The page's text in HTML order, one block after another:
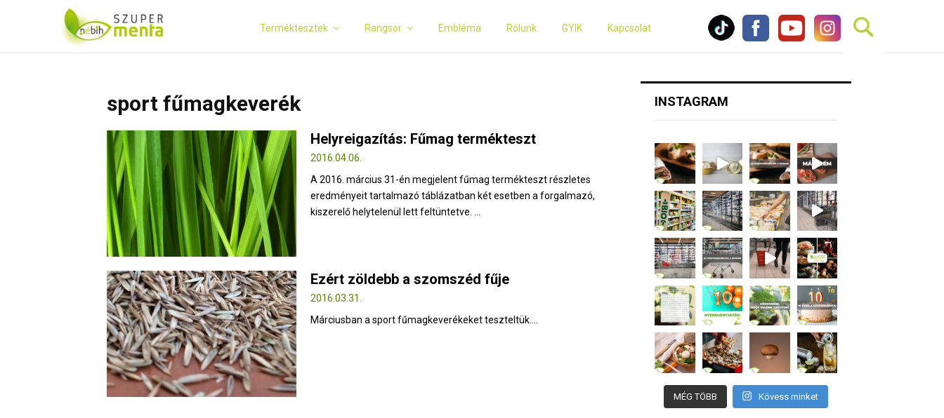
Terméktesztek Rangsor Embléma Rólunk GYIK Kapcsolat
sport fűmagkeverék
Helyreigazítás: Fűmag termékteszt
2016.04.06.
A 2016. március 31-én megjelent fűmag termékteszt részletes
eredményeit tartalmazó táblázatban két esetben a forgalmazó,
kiszerelő helytelenül lett feltüntetve. ...
Ezért zöldebb a szomszéd fűje
2016.03.31.
Márciusban a sport fűmagkeverékeket teszteltük....
INSTAGRAM
MÉG TÖBB Kövess minket